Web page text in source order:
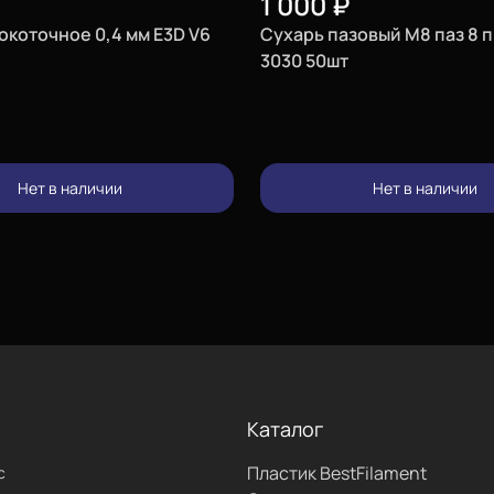
0,4 мм E3D V6
Нет в наличии
Сухарь пазовый М8 паз 8
3030 50шт
Нет в наличии
Каталог
Пластик BestFilament